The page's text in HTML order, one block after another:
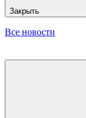
Закрыть
Все новости